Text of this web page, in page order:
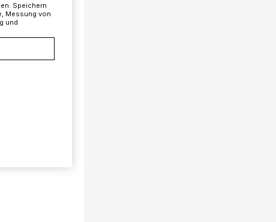
Speichern
Messung von
und